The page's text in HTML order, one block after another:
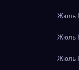
Жюль
Жюль
Жюль